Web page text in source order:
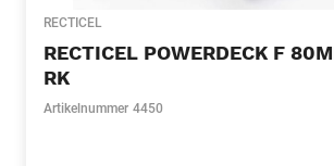
RECTICEL
RECTICEL POWERDECK F
RK
Artikelnummer 4450